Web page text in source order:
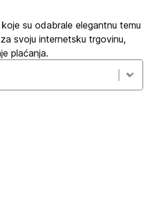
su odabrale elegantnu temu
svoju internetsku trgovinu,
plaćanja.